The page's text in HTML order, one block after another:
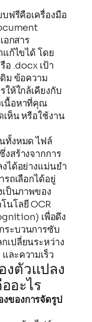
ฟรีคือเครื่องมือ
อกสาร
ก้ไขได้ โดย
.docx เป้า
ม ข้อความ
ให้ใกล้เคียงกับ
นื้อหาที่คุณ
ห็น หรือใช้งาน
ทั้งหมด ไฟล์
งสร้างจากการ
ได้อย่างแม่นยำ
รถเลือกได้อยู่
ป็นภาพของ
นโลยี OCR
เพื่อดึง
ระบวนการซับ
เปลี่ยนระหว่าง
ละความเร็ว
ตัวแปลง
อะไร
ของการจัดรูป